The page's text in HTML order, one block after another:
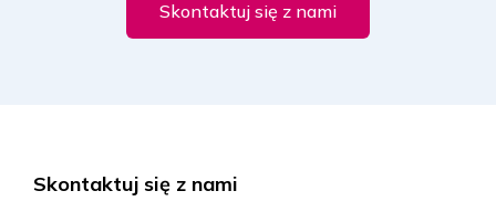
Skontaktuj się z nami
Skontaktuj się z nami